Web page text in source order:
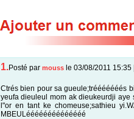
1.Posté par mouss le 03/08/2011 15:35
Ctrés bien pour sa gueule;trééééééés
yeufa dieuleul mom ak dieukeurdji aye
l"or en tant ke chomeuse;sathieu
MBEULéééééééééééééé